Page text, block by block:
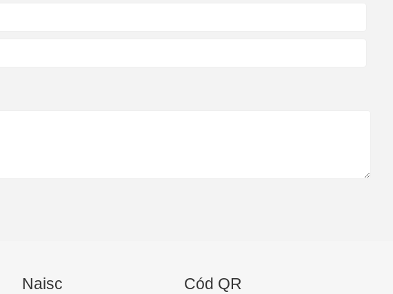
Naisc Cód QR